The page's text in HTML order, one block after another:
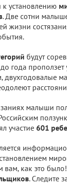
установлению
. Две сотни
жизни
будут
года
двухгодовалые
малыши
участие 601
вам, как это
. Следите